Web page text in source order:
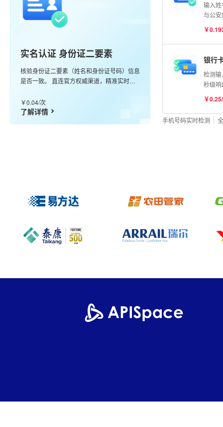
实名认证 身份证二要素
核验身份证二要素（姓名和身份证号码）信息
是否一致。 直连官方权威渠道，精准实时核
￥0.04/次
了解详情
输入
与公
￥
银行
检测
秒级
￥
手机号码实时检测